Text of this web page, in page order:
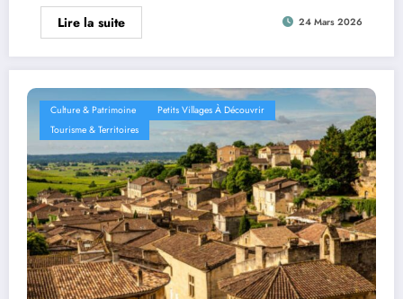
Lire la suite 24 Mars 2026
Culture & Patrimoine
Petits Villages À Découvrir
Tourisme & Territoires